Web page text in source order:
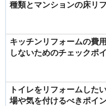
種類とマンションの床リ
キッチンリフォームの費
しないためのチェックポ
トイレをリフォームした
場や気を付けるべきポイ